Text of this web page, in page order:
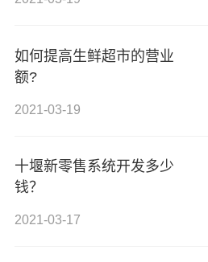
如何提高生鲜超市的营业
额?
2021-03-19
十堰新零售系统开发多少
钱？
2021-03-17